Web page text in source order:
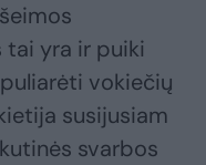
tai yra ir puiki
vokiečių
susijusiam
svarbos